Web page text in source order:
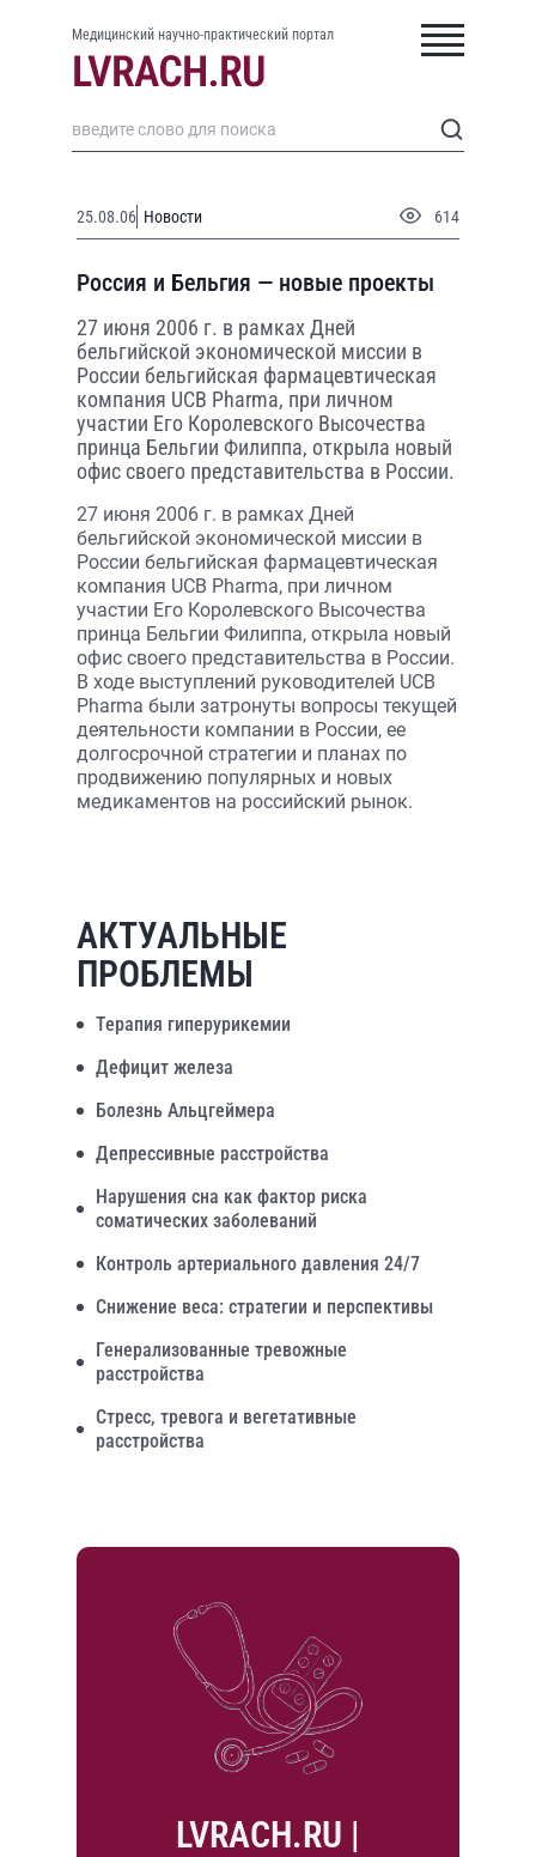
Медицинский научно-практический портал
25.08.06 Новости 614
Россия и Бельгия — новые проекты
27 июня 2006 г. в рамках Дней
бельгийской экономической миссии в
России бельгийская фармацевтическая
компания UCB Pharma, при личном
участии Его Королевского Высочества
принца Бельгии Филиппа, открыла новый
офис своего представительства в России.
27 июня 2006 г. в рамках Дней
бельгийской экономической миссии в
России бельгийская фармацевтическая
компания UCB Pharma, при личном
участии Его Королевского Высочества
принца Бельгии Филиппа, открыла новый
офис своего представительства в России.
В ходе выступлений руководителей UCB
Pharma были затронуты вопросы текущей
деятельности компании в России, ее
долгосрочной стратегии и планах по
продвижению популярных и новых
медикаментов на российский рынок.
АКТУАЛЬНЫЕ
ПРОБЛЕМЫ
Терапия гиперурикемии
Дефицит железа
Болезнь Альцгеймера
Депрессивные расстройства
Нарушения сна как фактор риска
соматических заболеваний
Контроль артериального давления 24/7
Снижение веса: стратегии и перспективы
Генерализованные тревожные
расстройства
Стресс, тревога и вегетативные
расстройства
LVRACH.RU |